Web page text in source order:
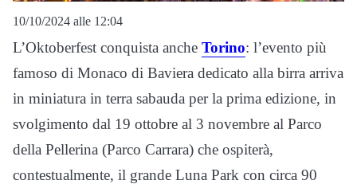
10/10/2024 alle 12:04
L’Oktoberfest conquista anche Torino: l’evento più
famoso di Monaco di Baviera dedicato alla birra arriva
in miniatura in terra sabauda per la prima edizione, in
svolgimento dal 19 ottobre al 3 novembre al Parco
della Pellerina (Parco Carrara) che ospiterà,
contestualmente, il grande Luna Park con circa 90